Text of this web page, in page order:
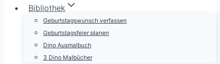
Bibliothek
Geburtstagswunsch verfassen
Geburtstagsfeier planen
Dino Ausmalbuch
3 Dino Malbücher